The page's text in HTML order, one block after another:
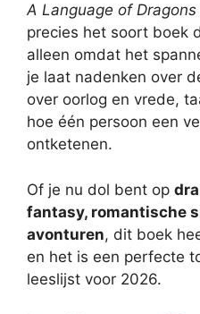
A Language of
precies het soort boek
alleen omdat het
je laat nadenken over
over oorlog en vrede,
hoe één persoon een
ontketenen.
Of je nu dol bent op
fantasy, romantische
avonturen, dit boek
en het is een perfecte
leeslijst voor 2026.